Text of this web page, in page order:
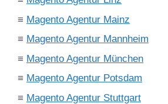
≡ Magento Agentur Mainz
≡ Magento Agentur Mannheim
≡ Magento Agentur München
≡ Magento Agentur Potsdam
≡ Magento Agentur Stuttgart